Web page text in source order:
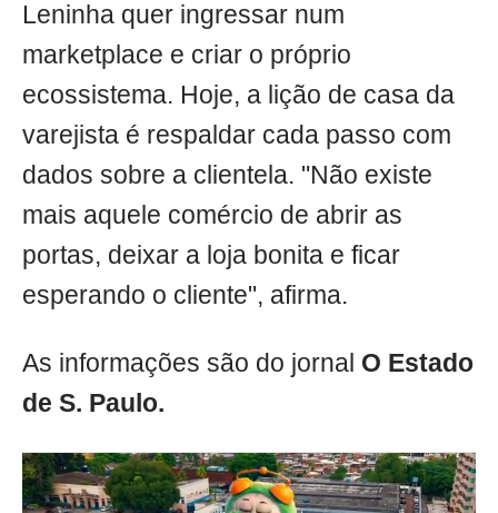
Leninha quer ingressar num
marketplace e criar o próprio
ecossistema. Hoje, a lição de casa da
varejista é respaldar cada passo com
dados sobre a clientela. "Não existe
mais aquele comércio de abrir as
portas, deixar a loja bonita e ficar
esperando o cliente", afirma.
As informações são do jornal O Estado
de S. Paulo.